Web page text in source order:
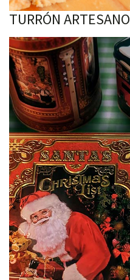
TURRÓN ARTESANO